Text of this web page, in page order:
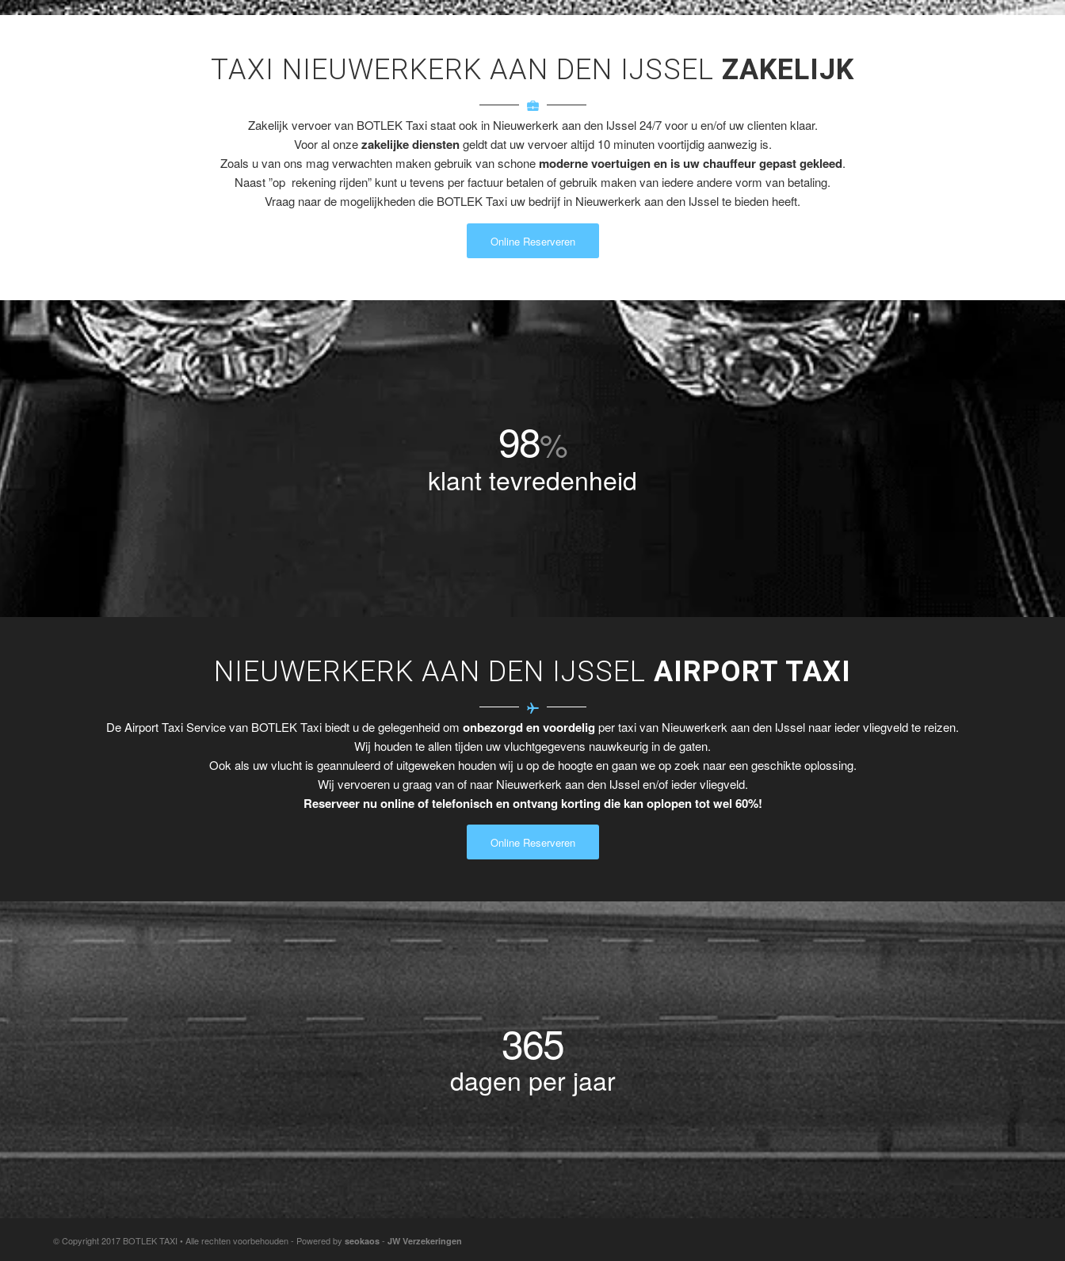
TAXI NIEUWERKERK AAN DEN IJSSEL ZAKELIJK
Zakelijk vervoer van BOTLEK Taxi staat ook in Nieuwerkerk aan den IJssel 24/7 voor u en/of uw clienten klaar.
Voor al onzezakelijke dienstengeldt dat uw vervoer altijd 10 minuten voortijdig aanwezig is.
Zoals u van ons mag verwachten maken gebruik van schone moderne voertuigen en is uw chauffeur gepast gekleed.
Naast ”op rekening rijden” kunt u tevens per factuur betalen of gebruik maken van iedere andere vorm van betaling.
Vraag naar de mogelijkheden die BOTLEK Taxi uw bedrijf in Nieuwerkerk aan den IJssel te bieden heeft.
Online Reserveren
98%
klant tevredenheid
NIEUWERKERK AAN DEN IJSSEL AIRPORT TAXI
De Airport Taxi Service van BOTLEK Taxi biedt u de gelegenheid om onbezorgd en voordelig per taxi van Nieuwerkerk aan den IJssel naar ieder vliegveld te reizen.
Wij houden te allen tijden uw vluchtgegevens nauwkeurig in de gaten.
Ook als uw vlucht is geannuleerd of uitgeweken houden wij u op de hoogte en gaan we op zoek naar een geschikte oplossing.
Wij vervoeren u graag van of naar Nieuwerkerk aan den IJssel en/of ieder vliegveld.
Reserveer nu online of telefonisch en ontvang korting die kan oplopen tot wel 60%!
Online Reserveren
365
dagen per jaar
© Copyright 2017 BOTLEK TAXI • Alle rechten voorbehouden - Powered by seokaos - JW Verzekeringen